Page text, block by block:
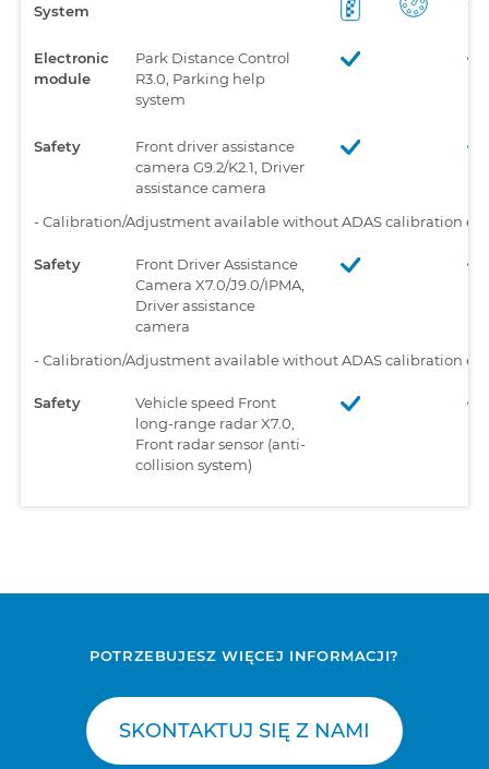
System
Electronic
module
Park Distance Control
R3.0, Parking help
system
Safety
Front driver assistance
camera G9.2/K2.1, Driver
assistance camera
-Calibration/Adjustment available without ADAS calibration
Safety
Front Driver Assistance
Camera X7.0/J9.0/IPMA,
Driver assistance
camera
-Calibration/Adjustment available without ADAS calibration
Safety
Vehicle speed Front
long-range radar X7.0,
Front radar sensor (anti-
collision system)
POTRZEBUJESZ WIĘCEJ INFORMACJI?
SKONTAKTUJ SIĘ Z NAMI